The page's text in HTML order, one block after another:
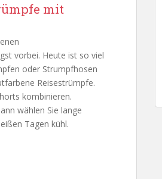
mit
vorbei. Heute ist so viel
oder Strumpfhosen
Reisestrümpfe.
kombinieren.
wählen Sie lange
Tagen kühl.